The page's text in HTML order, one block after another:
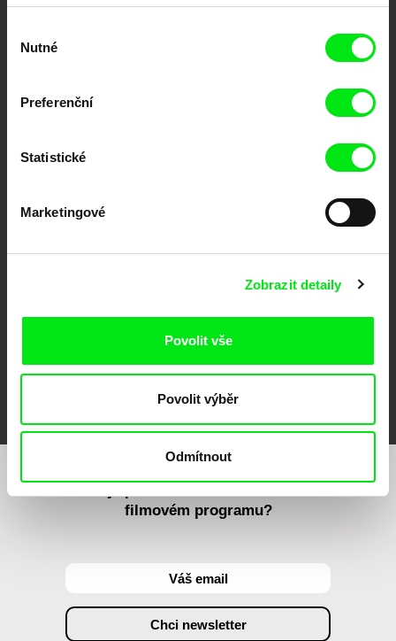
souhlasu
Nutné
Preferenční
Statistické
Marketingové
Zobrazit detaily
Povolit vše
Povolit výběr
Odmítnout
posouvat hranice dokumentárního filmu, propagovat jeho rozmanitost a
CPH:DOX DOK Leipzig
FIDMarseille MFDF Ji.hlava Visions du Réel
filmovém programu?